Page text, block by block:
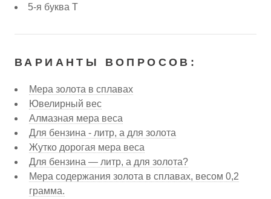
5-я буква Т
ВАРИАНТЫ ВОПРОСОВ:
Мера золота в сплавах
Ювелирный вес
Алмазная мера веса
Для бензина - литр, а для золота
Жутко дорогая мера веса
Для бензина — литр, а для золота?
Мера содержания золота в сплавах, весом 0,2
грамма.